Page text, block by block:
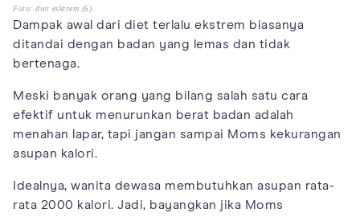
Foto: diet esktrem (6)
Dampak awal dari diet terlalu ekstrem biasanya
ditandai dengan badan yang lemas dan tidak
bertenaga.
Meski banyak orang yang bilang salah satu cara
efektif untuk menurunkan berat badan adalah
menahan lapar, tapi jangan sampai Moms kekurangan
asupan kalori.
Idealnya, wanita dewasa membutuhkan asupan rata-
rata 2000 kalori. Jadi, bayangkan jika Moms